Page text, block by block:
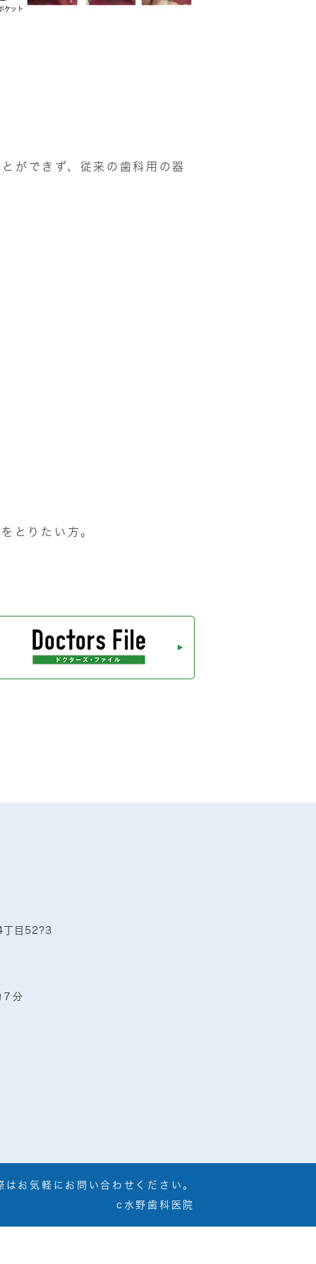
ができず、従来の歯科用の器
とりたい方。
丁目52?3
分
お気軽にお問い合わせください。
c水野歯科医院